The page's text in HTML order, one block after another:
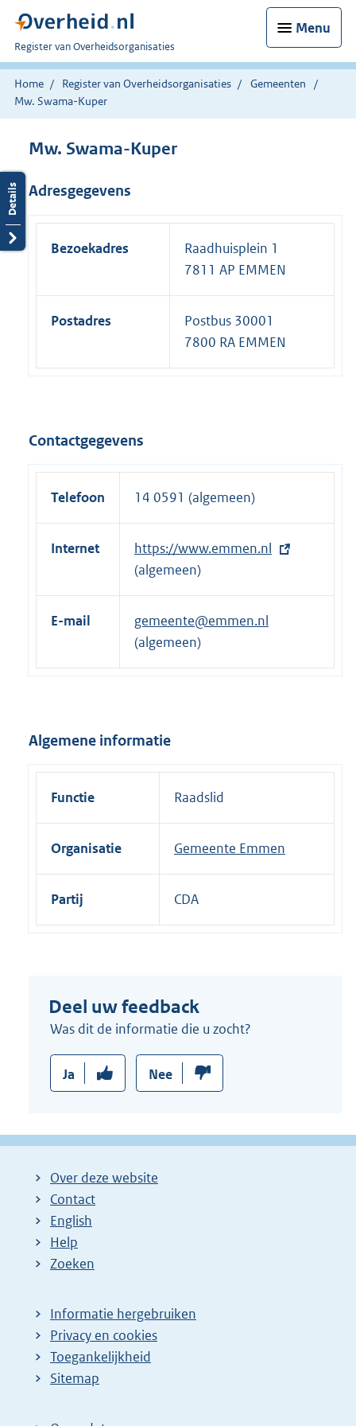
Menu
U
bent
nu
hier:
Register van Overheidsorganisaties
Home Register van Overheidsorganisaties
Gemeenten
Mw. Swama-Kuper
Mw. Swama-Kuper
Adresgegevens
Bezoekadres
Raadhuisplein 1
7811 AP EMMEN
Postadres
Postbus 30001
7800 RA EMMEN
Contactgegevens
Telefoon 14 0591 (algemeen)
Internet
E
x
t
r
e
n
k
https://www.emmen.nl
(algemeen)
E-mail
gemeente@emmen.nl
(algemeen)
Algemene informatie
Functie Raadslid
Organisatie Gemeente Emmen
Partij CDA
Deel uw feedback
Was dit de informatie die u zocht?
Ja Nee
Over deze website
Contact
English
Help
Zoeken
Informatie hergebruiken
Privacy en cookies
Toegankelijkheid
Sitemap